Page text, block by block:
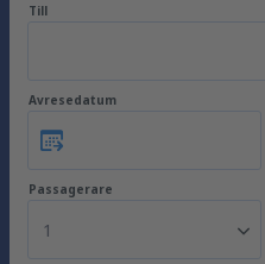
Till
Avresedatum
Passagerare
1